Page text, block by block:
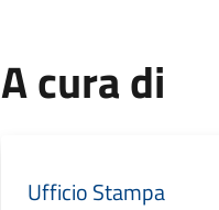
A cura di
Ufficio Stampa